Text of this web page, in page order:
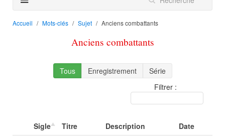
Accueil Mots-clés Sujet Anciens combattants
Anciens combattants
Tous Enregistrement
Série
Filtrer :
Sigle Titre Description
Date